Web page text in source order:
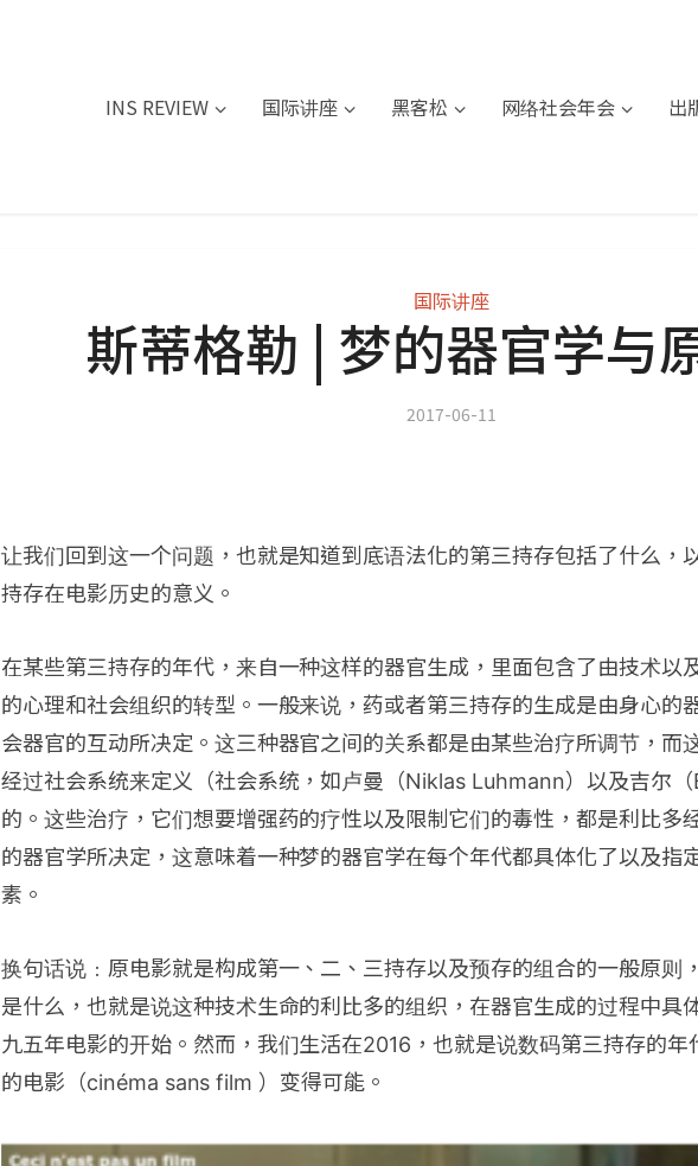
INS REVIEW 国际讲座 黑客松 网络社会年会 出
国际讲座
斯蒂格勒 | 梦的器官学与
2017-06-11
让我们回到这一个问题，也就是知道到底语法化的第三持存包括了什么，
持存在电影历史的意义。
在某些第三持存的年代，来自一种这样的器官生成，里面包含了由技术以
的心理和社会组织的转型。一般来说，药或者第三持存的生成是由身心的
会器官的互动所决定。这三种器官之间的关系都是由某些治疗所调节，而
经过社会系统来定义（社会系统，如卢曼（Niklas Luhmann）以及吉尔
的。这些治疗，它们想要增强药的疗性以及限制它们的毒性，都是利比多
的器官学所决定，这意味着一种梦的器官学在每个年代都具体化了以及指
素。
换句话说﹕原电影就是构成第一、二、三持存以及预存的组合的一般原则
是什么，也就是说这种技术生命的利比多的组织，在器官生成的过程中具
九五年电影的开始。然而，我们生活在2016，也就是说数码第三持存的年
的电影（cinéma sans film ）变得可能。